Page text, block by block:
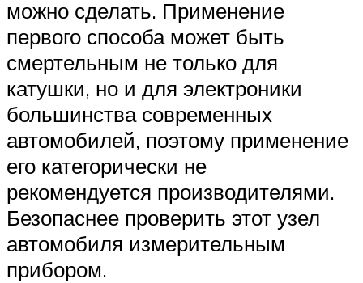
можно сделать. Применение
первого способа может быть
смертельным не только для
катушки, но и для электроники
большинства современных
автомобилей, поэтому применение
его категорически не
рекомендуется производителями.
Безопаснее проверить этот узел
автомобиля измерительным
прибором.